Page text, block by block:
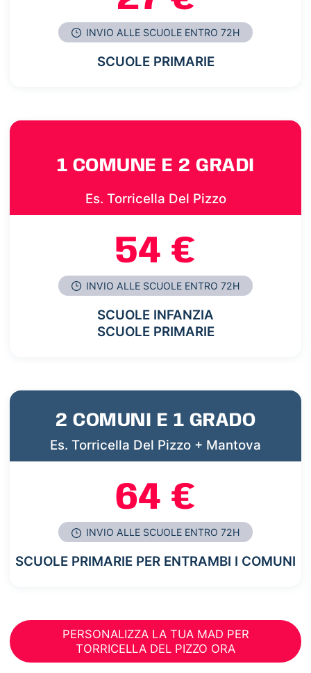
INVIO ALLE SCUOLE ENTRO 72H
SCUOLE PRIMARIE
1 COMUNE E 2 GRADI
Es. Torricella Del Pizzo
54 €
INVIO ALLE SCUOLE ENTRO 72H
SCUOLE INFANZIA
SCUOLE PRIMARIE
2 COMUNI E 1 GRADO
Es. Torricella Del Pizzo + Mantova
64 €
INVIO ALLE SCUOLE ENTRO 72H
SCUOLE PRIMARIE PER ENTRAMBI I COMUNI
PERSONALIZZA LA TUA MAD PER
TORRICELLA DEL PIZZO ORA